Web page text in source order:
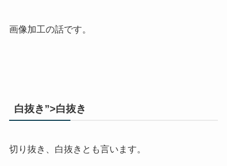
画像加工の話です。
白抜き”>白抜き
切り抜き、白抜きとも言います。